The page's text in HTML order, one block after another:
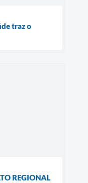
traz o
REGIONAL